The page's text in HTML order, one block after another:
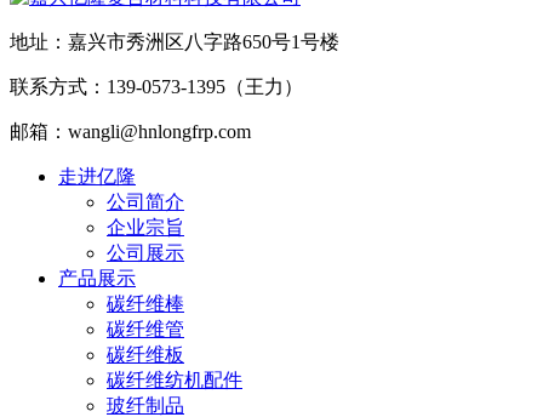
地址：嘉兴市秀洲区八字路650号1号楼
联系方式：139-0573-1395（王力）
邮箱：wangli@hnlongfrp.com
走进亿隆
公司简介
企业宗旨
公司展示
产品展示
碳纤维棒
碳纤维管
碳纤维板
碳纤维纺机配件
玻纤制品